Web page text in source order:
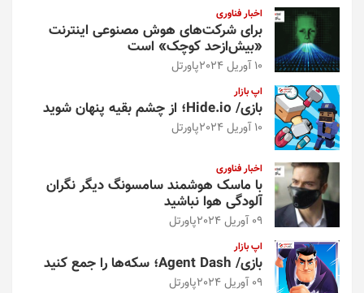
اخبار فناوری
برای شرکت‌های هوش مصنوعی اینترنت
«بیش‌از‌حد کوچک» است
10 آوریل 2024 پاورتل
اپ بازار
بازی/ Hide.io؛ از چشم بقیه پنهان شوید
10 آوریل 2024 پاورتل
اخبار فناوری
با ماسک هوشمند سامسونگ دیگر نگران
آلودگی هوا نباشید
09 آوریل 2024 پاورتل
اپ بازار
بازی/ Agent Dash؛ سکه‌ها را جمع کنید
09 آوریل 2024 پاورتل